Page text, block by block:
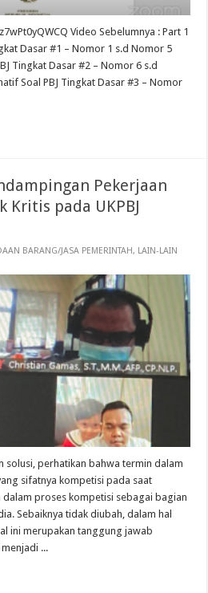
Video Sebelumnya : Part 1
Dasar #1 – Nomor 1 s.d Nomor 5
Tingkat Dasar #2 – Nomor 6 s.d
Soal PBJ Tingkat Dasar #3 – Nomor
Pekerjaan
Kritis pada UKPBJ
BARANG/JASA PEMERINTAH, LAIN-LAIN
solusi, perhatikan bahwa termin dalam
sifatnya kompetisi pada saat
proses kompetisi sebagai bagian
Sebaiknya tidak diubah, dalam hal
ini merupakan tanggung jawab
...